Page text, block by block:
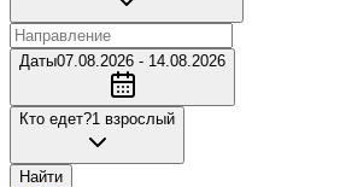
Даты07.08.2026 - 14.08.2026
Кто едет?1 взрослый
Найти